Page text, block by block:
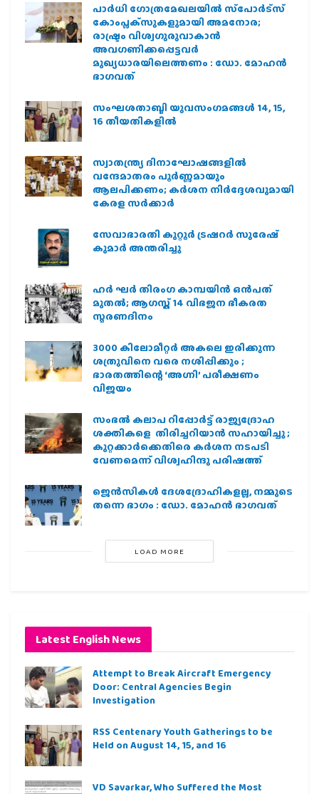
പാര്‍ധി ഗോത്രമേഖലയില്‍ സ്‌പോര്‍ട്‌സ്
കോംപ്ലക്‌സുകളുമായി അമനോര;
രാഷ്ട്രം വിശ്വഗുരുവാകാന്‍
അവഗണിക്കപ്പെട്ടവര്‍
മുഖ്യധാരയിലെത്തണം : ഡോ. മോഹന്‍
ഭാഗവത്
സംഘശതാബ്ദി യുവസംഗമങ്ങള്‍ 14, 15,
16 തീയതികളില്‍
സ്വാതന്ത്ര്യ ദിനാഘോഷങ്ങളിൽ
വന്ദേമാതരം പൂർണ്ണമായും
ആലപിക്കണം; കർശന നിർദ്ദേശവുമായി
കേരള സർക്കാർ
സേവാഭാരതി കുറ്റൂർ ട്രഷറർ സുരേഷ്
കുമാർ അന്തരിച്ചു
ഹര്‍ ഘര്‍ തിരംഗ കാമ്പയിന്‍ ഒന്‍പത്
മുതല്‍; ആഗസ്ത് 14 വിഭജന ഭീകരത
സ്മരണദിനം
3000 കിലോമീറ്റർ അകലെ ഇരിക്കുന്ന
ശത്രുവിനെ വരെ നശിപ്പിക്കും ;
ഭാരതത്തിന്റെ ‘അഗ്നി’ പരീക്ഷണം
വിജയം
സംഭൽ കലാപ റിപ്പോർട്ട് രാജ്യദ്രോഹ
ശക്തികളെ തിരിച്ചറിയാൻ സഹായിച്ചു ;
കുറ്റക്കാർക്കെതിരെ കർശന നടപടി
വേണമെന്ന് വിശ്വഹിന്ദു പരിഷത്ത്
ജെന്‍സികള്‍ ദേശദ്രോഹികളല്ല, നമ്മുടെ
തന്നെ ഭാഗം : ഡോ. മോഹന്‍ ഭാഗവത്
LOAD MORE
Latest English News
Attempt to Break Aircraft Emergency
Door: Central Agencies Begin
Investigation
RSS Centenary Youth Gatherings to be
Held on August 14, 15, and 16
VD Savarkar, Who Suffered the Most